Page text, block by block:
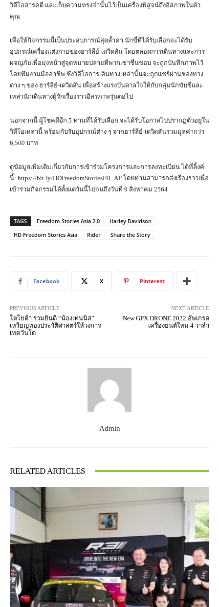
วิดีโอสารคดี และเก็บความทรงจำนั้นไว้เป็นเครื่องพิสูจน์ถึงอิสภาพในตัว
คุณ
เพื่อให้กิจกรรมนี้เป็นประสบการณ์สุดล้ำค่า นักขี่ที่ได้รับเลือกจะได้รับ
อุปกรณ์เครื่องแต่งกายของฮาร์ลีย์-เดวิดสัน โดยตลอดการเดินทางและการ
ผจญภัยเพื่อมุ่งหน้าสู่จุดหมายปลายที่พวกเขาชื่นชอบ จะถูกบันทึกภาพไว้
โดยทีมงานมืออาชีพ ซึ่งวิดีโอการเดินทางเหล่านั้นจะถูกแชร์ผ่านช่องทาง
ต่าง ๆ ของ ฮาร์ลีย์-เดวิดสัน เพื่อสร้างแรงบันดาลใจให้กับกลุ่มนักขับขี่และ
เหล่านักเดินทางผู้รักเรื่องราวอิสรภาพรุ่นต่อไป
นอกจากนี้ ผู้โชคดีอีก 5 ท่านที่ได้รับเลือก จะได้รับโอกาสไปปรากฏตัวอยู่ใน
วิดีโอเหล่านี้ พร้อมกับรับอุปกรณ์ต่าง ๆ จากฮาร์ลีย์-เดวิดสันรวมมูลค่ากว่า
6,500 บาท
ดูข้อมูลเพิ่มเติมเกี่ยวกับการเข้าร่วมโครงการและการลงทะเบียน ได้ที่ลิ้งค์
นี้: https://bit.ly/HDFreedomStoriesFB_AP โดยท่านสามารถส่งเรื่องราวเพื่อ
เข้าร่วมกิจกรรมได้ตั้งแต่วันนี้ไปจนถึงวันที่ 9 สิงหาคม 2564
TAGS Freedom Stories Asia 2.0
Harley Davidson
HD Freedom Stories Asia
Rider Share the Story
Facebook X Pinterest
PREVIOUS ARTICLE
โตโยต้า ร่วมยินดี “น้องเทนนิส”
เหรียญทองประวัติศาสตร์ให้วงการ
เทควันโด
NEXT ARTICLE
New GPX DRONE 2022 อัพเกรด
เครื่องยนต์ใหม่ 4 วาล์ว
Admin
RELATED ARTICLES